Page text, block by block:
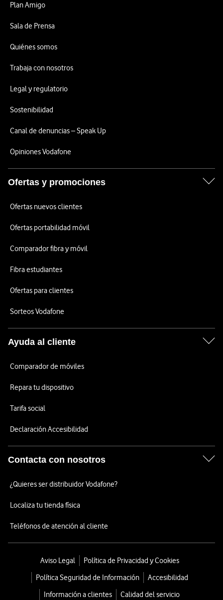
Plan Amigo
Sala de Prensa
Quiénes somos
Trabaja con nosotros
Legal y regulatorio
Sostenibilidad
Canal de denuncias – Speak Up
Opiniones Vodafone
Ofertas y promociones
Ofertas nuevos clientes
Ofertas portabilidad móvil
Comparador fibra y móvil
Fibra estudiantes
Ofertas para clientes
Sorteos Vodafone
Ayuda al cliente
Comparador de móviles
Repara tu dispositivo
Tarifa social
Declaración Accesibilidad
Contacta con nosotros
¿Quieres ser distribuidor Vodafone?
Localiza tu tienda física
Teléfonos de atención al cliente
Aviso Legal
Política de Privacidad y Cookies
Política Seguridad de Información
Accesibilidad
Información a clientes
Calidad del servicio